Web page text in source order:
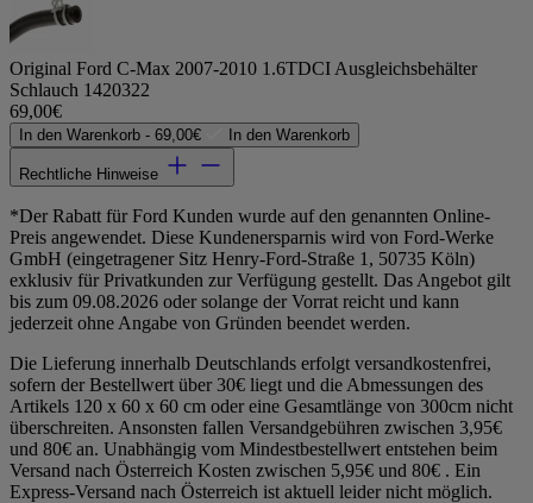
Original Ford C-Max 2007-2010 1.6TDCI Ausgleichsbehälter
Schlauch 1420322
69,00€
In den Warenkorb - 69,00€ In den Warenkorb
Rechtliche Hinweise
*Der Rabatt für Ford Kunden wurde auf den genannten Online-
Preis angewendet. Diese Kundenersparnis wird von Ford-Werke
GmbH (eingetragener Sitz Henry-Ford-Straße 1, 50735 Köln)
exklusiv für Privatkunden zur Verfügung gestellt. Das Angebot gilt
bis zum 09.08.2026 oder solange der Vorrat reicht und kann
jederzeit ohne Angabe von Gründen beendet werden.
Die Lieferung innerhalb Deutschlands erfolgt versandkostenfrei,
sofern der Bestellwert über 30€ liegt und die Abmessungen des
Artikels 120 x 60 x 60 cm oder eine Gesamtlänge von 300cm nicht
überschreiten. Ansonsten fallen Versandgebühren zwischen 3,95€
und 80€ an. Unabhängig vom Mindestbestellwert entstehen beim
Versand nach Österreich Kosten zwischen 5,95€ und 80€ . Ein
Express-Versand nach Österreich ist aktuell leider nicht möglich.